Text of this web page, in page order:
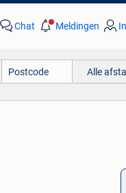
Chat Meldingen
Alle